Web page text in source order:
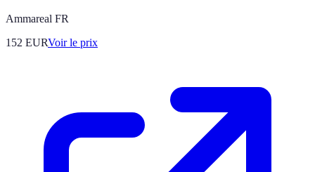
Ammareal FR
152 EURVoir le prix